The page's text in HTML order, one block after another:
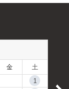
金
土
1